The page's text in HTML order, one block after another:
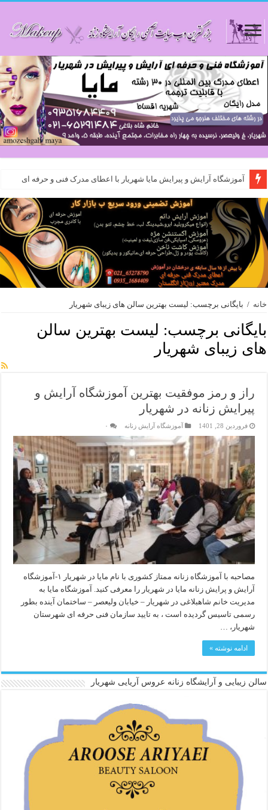
آموزشگاه آرایش و پیرایش مایا شهریار با اعطای مدرک فنی و حرفه ای
خانه / بایگانی برچسب: لیست بهترین سالن های زیبای شهریار
بایگانی برچسب: لیست بهترین سالن
های زیبای شهریار
راز و رمز موفقیت بهترین آموزشگاه آرایش و
پیرایش زنانه در شهریار
فروردین 28, 1401 آموزشگاه آرایش زنانه ۰
مصاحبه با آموزشگاه زنانه ممتاز کشوری با نام مایا در شهریار ۱-آموزشگاه
آرایش و پرایش زنانه مایا در شهریار را معرفی کنید. آموزشگاه مایا به
مدیریت خانم شاهبلاغی در شهریار – خیابان ولیعصر – ساختمان آینده بطور
رسمی تاسیس گردیده است ، به تایید سازمان فنی حرفه ای شهرستان
شهریار، …
ادامه نوشته »
سالن زیبایی و آرایشگاه زنانه عروس آریایی شهریار